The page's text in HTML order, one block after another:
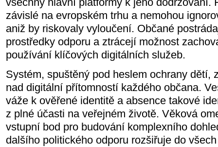
závislé na evropském trhu a nemohou
aniž by riskovaly vyloučení. Občané
prostředky odporu a ztrácejí možnost
používání klíčových digitálních služeb.
Systém, spuštěný pod heslem ochrany dětí,
nad digitální přítomností každého občana.
váže k ověřené identitě a absence takové
z plné účasti na veřejném životě. Věková
vstupní bod pro budování komplexního
dalšího politického odporu rozšiřuje do